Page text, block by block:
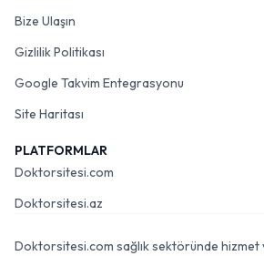
Bize Ulaşın
Gizlilik Politikası
Google Takvim Entegrasyonu
Site Haritası
PLATFORMLAR
Doktorsitesi.com
Doktorsitesi.az
Doktorsitesi.com sağlık sektöründe hizmet